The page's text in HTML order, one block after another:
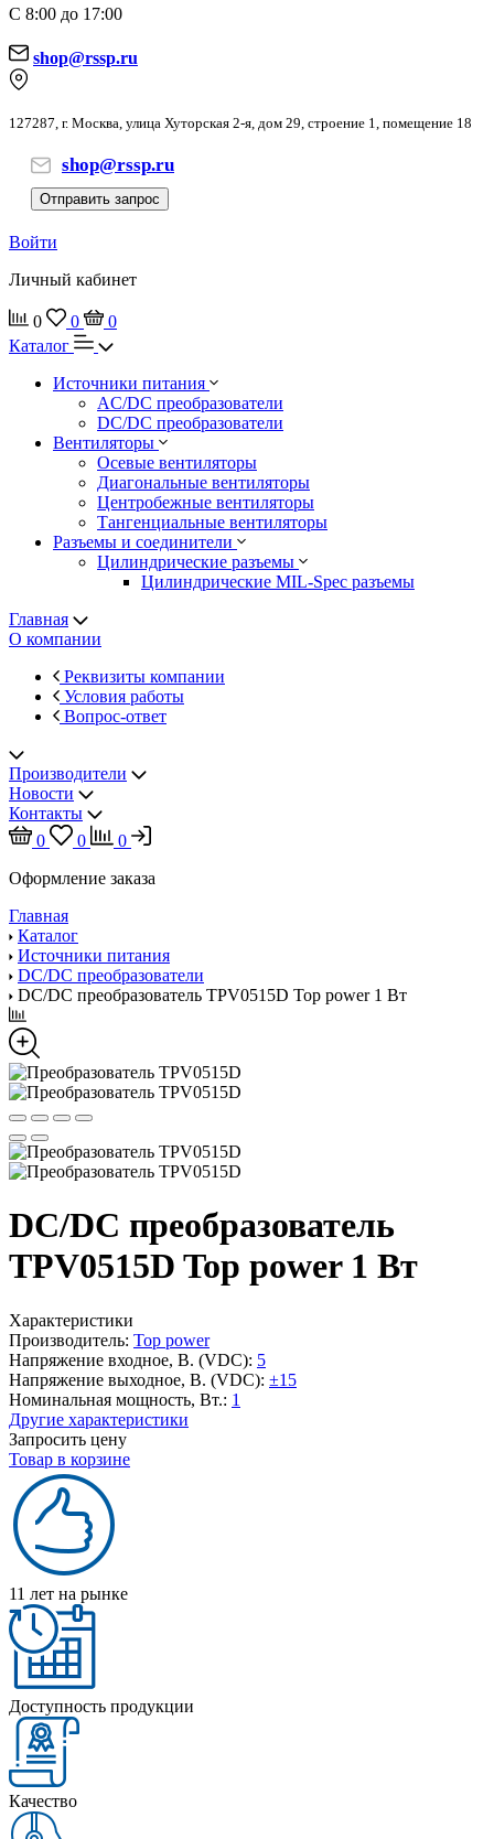
С 8:00 до 17:00
shop@rssp.ru
127287, г. Москва, улица Хуторская 2-я, дом 29, строение 1, помещение 18
shop@rssp.ru
Отправить запрос
Войти
Личный кабинет
0 0
0
Каталог
Источники питания
AC/DC преобразователи
DC/DC преобразователи
Вентиляторы
Осевые вентиляторы
Диагональные вентиляторы
Центробежные вентиляторы
Тангенциальные вентиляторы
Разъемы и соединители
Цилиндрические разъемы
Цилиндрические MIL-Spec разъемы
Главная
О компании
Реквизиты компании
Условия работы
Вопрос-ответ
Производители
Новости
Контакты
0
0
0
Оформление заказа
Главная
Каталог
Источники питания
DC/DC преобразователи
DC/DC преобразователь TPV0515D Top power 1 Вт
DC/DC преобразователь
TPV0515D Top power 1 Вт
Характеристики
Производитель: Top power
Напряжение входное, В. (VDC): 5
Напряжение выходное, В. (VDC): ±15
Номинальная мощность, Вт.: 1
Другие характеристики
Запросить цену
Товар в корзине
11 лет на рынке
Доступность продукции
Качество